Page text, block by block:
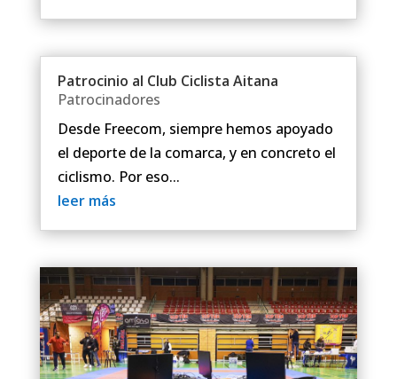
Patrocinio al Club Ciclista Aitana
Patrocinadores
Desde Freecom, siempre hemos apoyado
el deporte de la comarca, y en concreto el
ciclismo. Por eso...
leer más